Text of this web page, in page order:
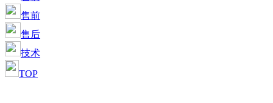
售前
售后
技术
TOP